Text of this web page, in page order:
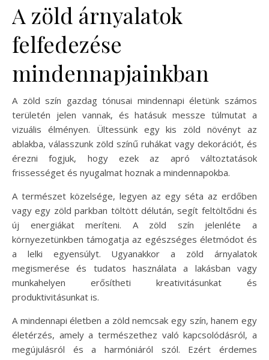
A zöld árnyalatok
felfedezése
mindennapjainkban
A zöld szín gazdag tónusai mindennapi életünk számos
területén jelen vannak, és hatásuk messze túlmutat a
vizuális élményen. Ültessünk egy kis zöld növényt az
ablakba, válasszunk zöld színű ruhákat vagy dekorációt, és
érezni fogjuk, hogy ezek az apró változtatások
frissességet és nyugalmat hoznak a mindennapokba.
A természet közelsége, legyen az egy séta az erdőben
vagy egy zöld parkban töltött délután, segít feltöltődni és
új energiákat meríteni. A zöld szín jelenléte a
környezetünkben támogatja az egészséges életmódot és
a lelki egyensúlyt. Ugyanakkor a zöld árnyalatok
megismerése és tudatos használata a lakásban vagy
munkahelyen erősítheti kreativitásunkat és
produktivitásunkat is.
A mindennapi életben a zöld nemcsak egy szín, hanem egy
életérzés, amely a természethez való kapcsolódásról, a
megújulásról és a harmóniáról szól. Ezért érdemes